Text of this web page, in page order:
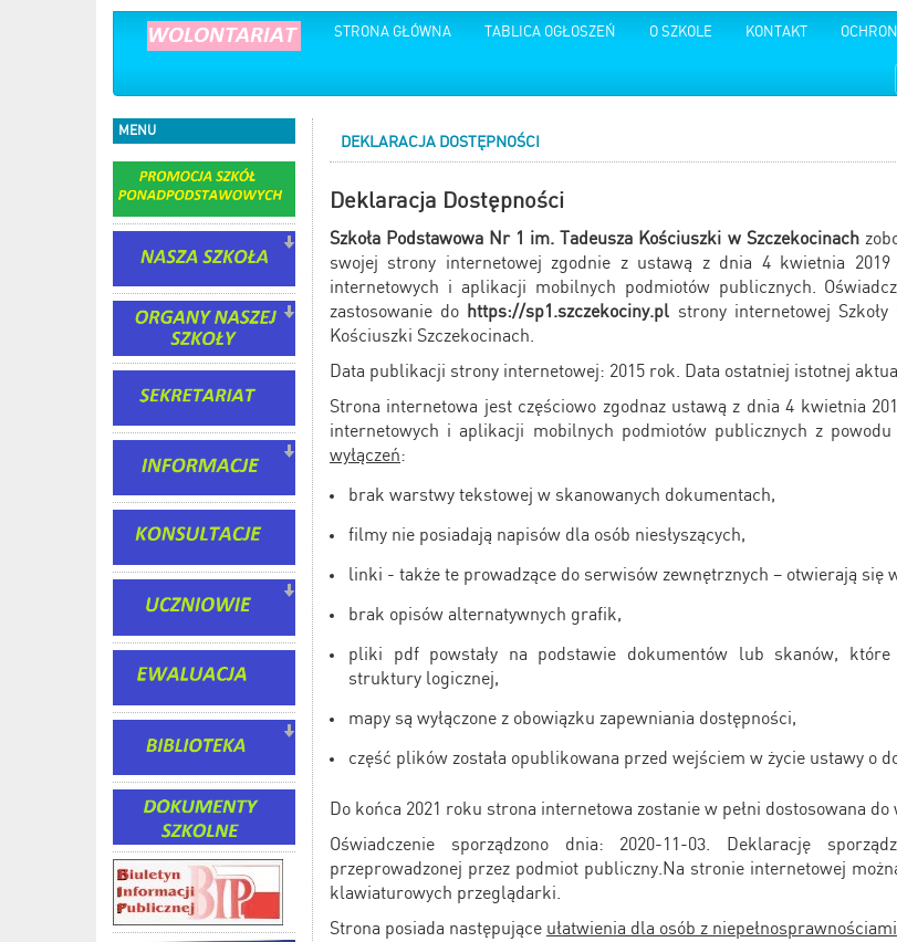
STRONA GŁÓWNA TABLICA OGŁOSZEŃ O SZKOLE KONTAKT
MENU
DEKLARACJA DOSTĘPNOŚCI
Deklaracja Dostępności
Szkoła Podstawowa Nr 1 im. Tadeusza Kościuszki w Szczekocinach
swojej strony internetowej zgodnie z ustawą z dnia 4 kwietnia
internetowych i aplikacji mobilnych podmiotów publicznych.
zastosowanie do https://sp1.szczekociny.pl strony internetowej
Kościuszki Szczekocinach.
Data publikacji strony internetowej: 2015 rok. Data ostatniej istotnej
Strona internetowa jest częściowo zgodnaz ustawą z dnia 4 kwietnia
internetowych i aplikacji mobilnych podmiotów publicznych z powodu
wyłączeń:
brak warstwy tekstowej w skanowanych dokumentach,
filmy nie posiadają napisów dla osób niesłyszących,
linki - także te prowadzące do serwisów zewnętrznych – otwierają się
brak opisów alternatywnych grafik,
pliki pdf powstały na podstawie dokumentów lub skanów, które
struktury logicznej,
mapy są wyłączone z obowiązku zapewniania dostępności,
część plików została opublikowana przed wejściem w życie ustawy o
Do końca 2021 roku strona internetowa zostanie w pełni dostosowana
Oświadczenie sporządzono dnia:
2020-11-03. Deklarację
przeprowadzonej przez podmiot publiczny.Na stronie internetowej
klawiaturowych przeglądarki.
Strona posiada następujące ułatwienia dla osób z niepełnosprawnościami